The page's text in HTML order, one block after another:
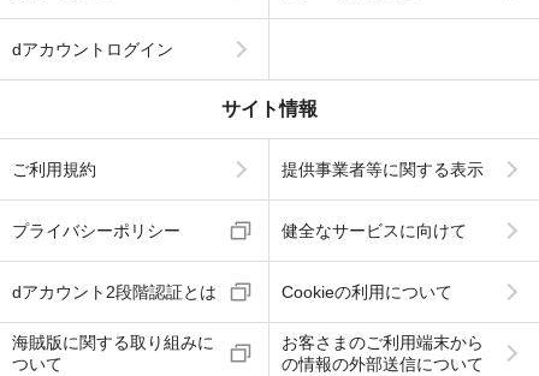
dアカウントログイン
サイト情報
ご利用規約 提供事業者等に関する表示
プライバシーポリシー 健全なサービスに向けて
dアカウント2段階認証とは Cookieの利用について
海賊版に関する取り組みに
ついて
お客さまのご利用端末から
の情報の外部送信について